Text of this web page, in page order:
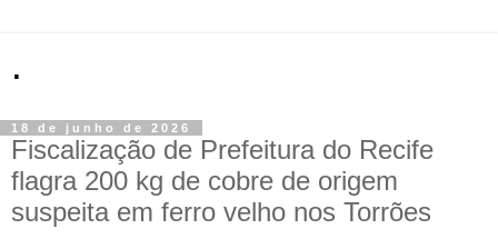
.
18 de junho de 2026
Fiscalização de Prefeitura do Recife
flagra 200 kg de cobre de origem
suspeita em ferro velho nos Torrões